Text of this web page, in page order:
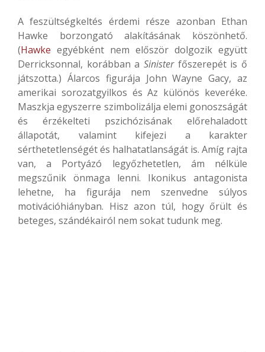
A feszültségkeltés érdemi része azonban Ethan
Hawke borzongató alakításának köszönhető.
(Hawke egyébként nem először dolgozik együtt
Derricksonnal, korábban a Sinisterfőszerepét is ő
játszotta.) Álarcos figurája John Wayne Gacy, az
amerikai sorozatgyilkos és Az különös keveréke.
Maszkja egyszerre szimbolizálja elemi gonoszságát
és érzékelteti pszichózisának előrehaladott
állapotát, valamint kifejezi a karakter
sérthetetlenségét és halhatatlanságát is. Amíg rajta
van, a Portyázó legyőzhetetlen, ám nélküle
megszűnik önmaga lenni. Ikonikus antagonista
lehetne, ha figurája nem szenvedne súlyos
motivációhiányban. Hisz azon túl, hogy őrült és
beteges, szándékairól nem sokat tudunk meg.